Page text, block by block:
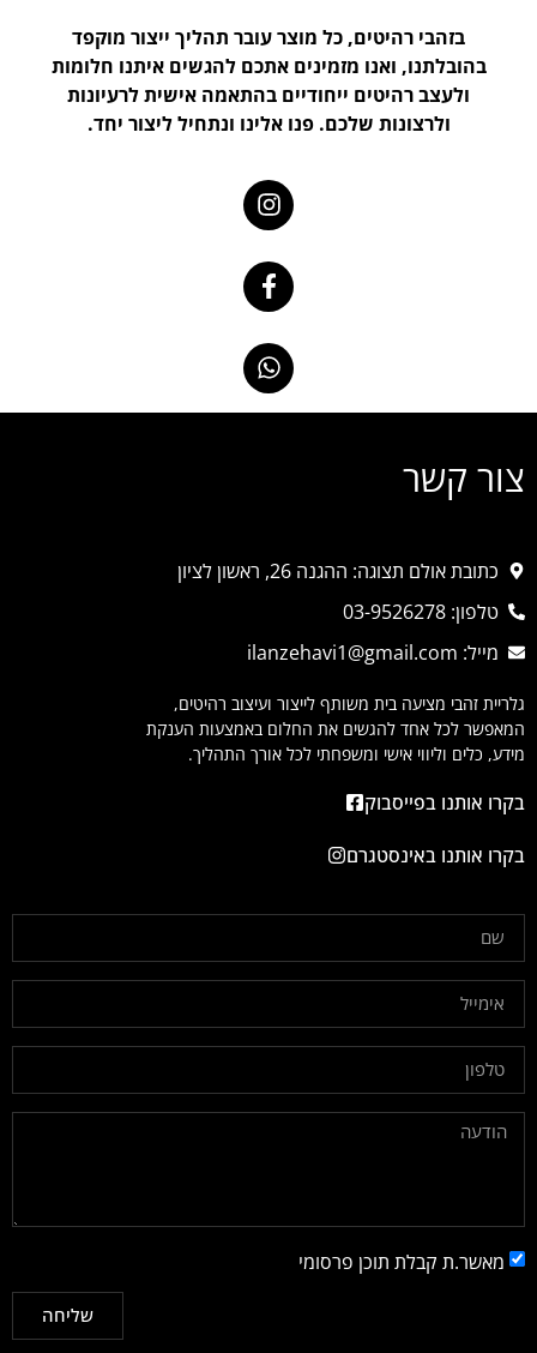
בזהבי רהיטים, כל מוצר עובר תהליך ייצור מוקפד
בהובלתנו, ואנו מזמינים אתכם להגשים איתנו חלומות
ולעצב רהיטים ייחודיים בהתאמה אישית לרעיונות
ולרצונות שלכם. פנו אלינו ונתחיל ליצור יחד.
צור קשר
כתובת אולם תצוגה: ההגנה 26, ראשון לציון
טלפון: 03-9526278
מייל: ilanzehavi1@gmail.com
גלריית זהבי מציעה בית משותף לייצור ועיצוב רהיטים,
המאפשר לכל אחד להגשים את החלום באמצעות הענקת
מידע, כלים וליווי אישי ומשפחתי לכל אורך התהליך.
בקרו אותנו בפייסבוק
בקרו אותנו באינסטגרם
מאשר.ת קבלת תוכן פרסומי
שליחה